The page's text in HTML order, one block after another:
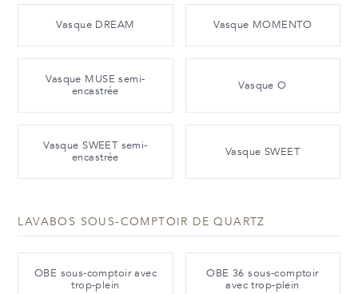
Vasque DREAM Vasque MOMENTO
Vasque MUSE semi-
encastrée
Vasque O
Vasque SWEET semi-
encastrée
Vasque SWEET
LAVABOS SOUS-COMPTOIR DE QUARTZ
OBE sous-comptoir avec
trop-plein
OBE 36 sous-comptoir
avec trop-plein